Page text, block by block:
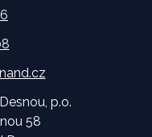
p.o.
58